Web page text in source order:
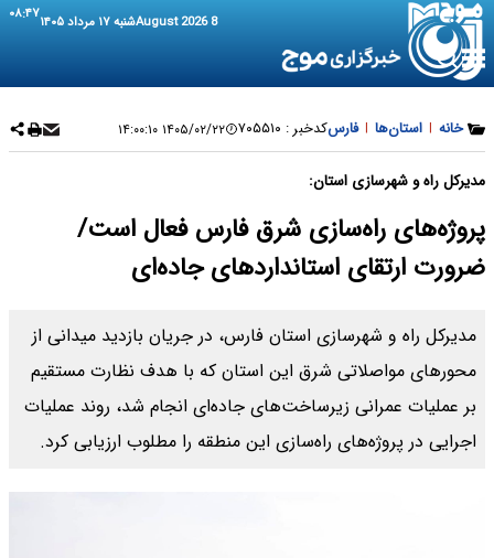
8 August 2026 شنبه ۱۷ مرداد ۱۴۰۵ ۰۸:۴۷
خانه | استان‌ها | فارسکدخبر : ۷۰۵۵۱۰ ۱۴۰۵/۰۲/۲۲ ۱۴:۰۰:۱۰
مدیرکل راه و شهرسازی استان:
پروژه‌های راه‌سازی شرق فارس فعال است/
ضرورت ارتقای استانداردهای جاده‌ای
مدیرکل راه و شهرسازی استان فارس، در جریان بازدید میدانی از
محورهای مواصلاتی شرق این استان که با هدف نظارت مستقیم
بر عملیات عمرانی زیرساخت‌های جاده‌ای انجام شد، روند عملیات
اجرایی در پروژه‌های راه‌سازی این منطقه را مطلوب ارزیابی کرد.